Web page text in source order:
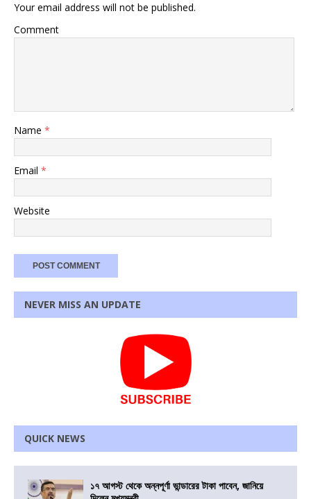
Your email address will not be published.
Comment
Name *
Email *
Website
NEVER MISS AN UPDATE
QUICK NEWS
১৭ আগস্ট থেকে অন্নপূর্ণা ভান্ডারের টাকা পাবেন, জানিয়ে